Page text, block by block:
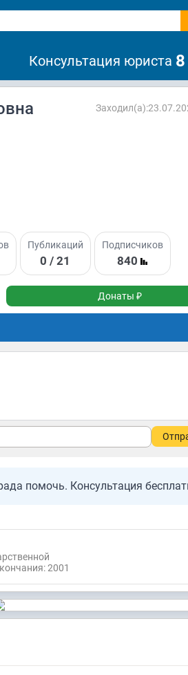
Консультация юриста
Публикаций
0 / 21
Подписчиков
840
Донаты ₽
помочь. Консультация
2001